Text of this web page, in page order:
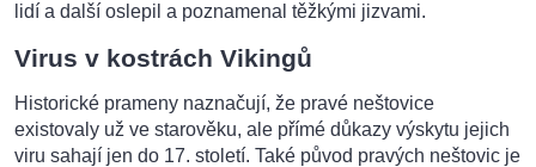
lidí a další oslepil a poznamenal těžkými jizvami.
Virus v kostrách Vikingů
Historické prameny naznačují, že pravé neštovice
existovaly už ve starověku, ale přímé důkazy výskytu jejich
viru sahají jen do 17. století. Také původ pravých neštovic je